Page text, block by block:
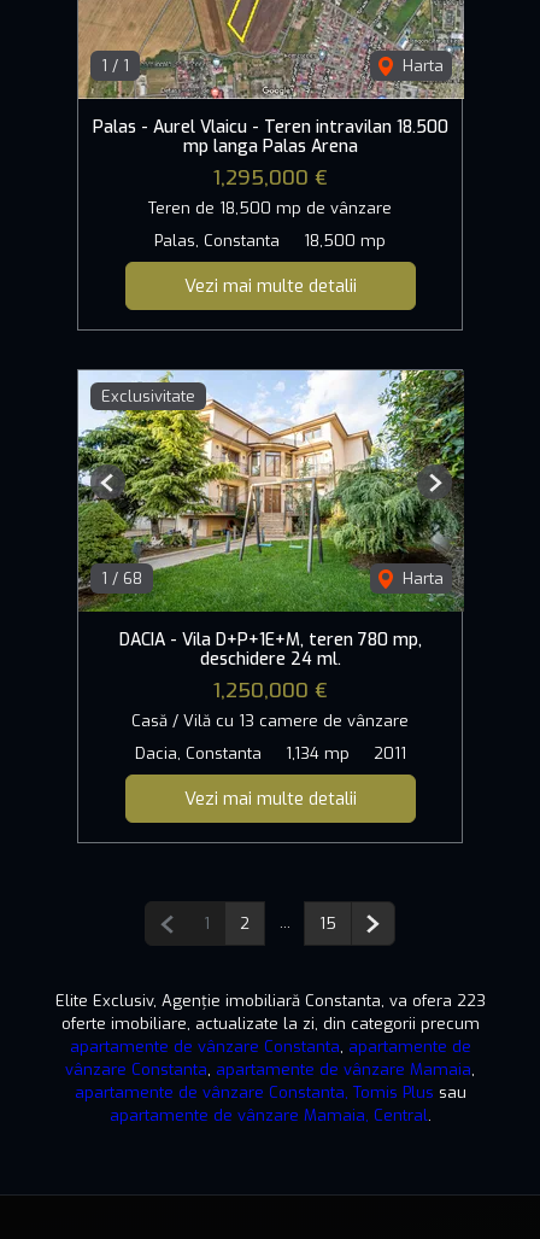
1 / 1 Harta
Palas - Aurel Vlaicu - Teren intravilan 18.500
mp langa Palas Arena
1,295,000 €
Teren de 18,500 mp de vânzare
Palas, Constanta
18,500 mp
Vezi mai multe detalii
Exclusivitate
1 / 68 Harta
Previous Next
DACIA - Vila D+P+1E+M, teren 780 mp,
deschidere 24 ml.
1,250,000 €
Casă / Vilă cu 13 camere de vânzare
Dacia, Constanta
1,134 mp 2011
Vezi mai multe detalii
Pagina anterioară
1 2 ... 15 Pagina următoare
Elite Exclusiv, Agenție imobiliară Constanta, va ofera 223
oferte imobiliare, actualizate la zi, din categorii precum
apartamente de vânzare Constanta, apartamente de
vânzare Constanta, apartamente de vânzare Mamaia,
apartamente de vânzare Constanta, Tomis Plus sau
apartamente de vânzare Mamaia, Central.